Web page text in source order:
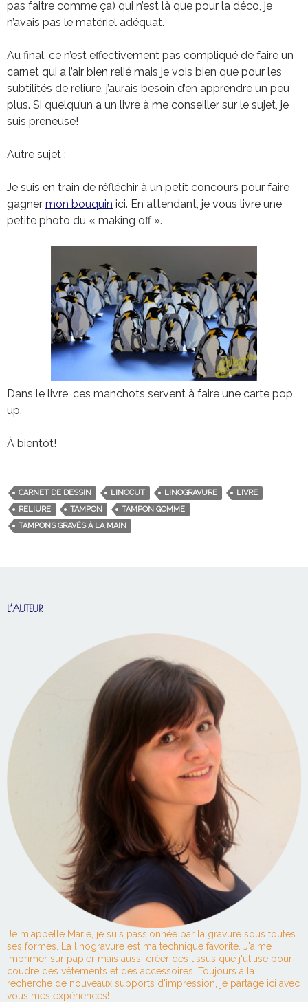
pas faitre comme ça) qui n’est là que pour la déco, je
n’avais pas le matériel adéquat.
Au final, ce n’est effectivement pas compliqué de faire un
carnet qui a l’air bien relié mais je vois bien que pour les
subtilités de reliure, j’aurais besoin d’en apprendre un peu
plus. Si quelqu’un a un livre à me conseiller sur le sujet, je
suis preneuse!
Autre sujet :
Je suis en train de réfléchir à un petit concours pour faire
gagner mon bouquin ici. En attendant, je vous livre une
petite photo du « making off ».
Dans le livre, ces manchots servent à faire une carte pop
up.
À bientôt!
CARNET DE DESSIN LINOCUT LINOGRAVURE
LIVRE
RELIURE
TAMPON
TAMPON GOMME
TAMPONS GRAVÉS À LA MAIN
L’AUTEUR
Je m'appelle Marie, je suis passionnée par la gravure sous toutes
ses formes. La linogravure est ma technique favorite. J'aime
imprimer sur papier mais aussi créer des tissus que j'utilise pour
coudre des vêtements et des accessoires. Toujours à la
recherche de nouveaux supports d'impression, je partage ici avec
vous mes expériences!